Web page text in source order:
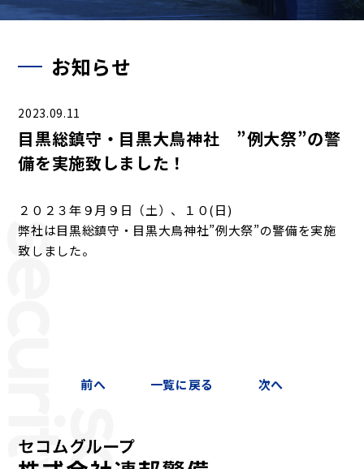
お知らせ
2023.09.11
目黒総鎮守・目黒大鳥神社 ”例大祭”の警
備を実施致しました！
２０２３年９月９日（土）、１０(日)
弊社は目黒総鎮守・目黒大鳥神社”例大祭”の警備を実施
致しました。
前へ 一覧に戻る 次へ